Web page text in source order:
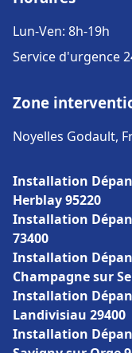
Lun-Ven: 8h-19h
Service d'urgence
Zone
Noyelles Godault,
Installation
Herblay 95220
Installation
73400
Installation
Champagne sur
Installation
Landivisiau 29400
Installation